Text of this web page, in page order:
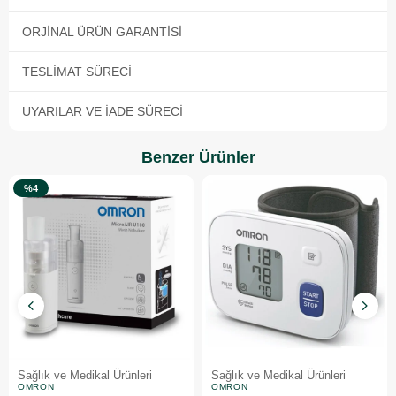
ORJINAL ÜRÜN GARANTISI
TESLIMAT SÜRECI
UYARILAR VE İADE SÜRECI
Benzer Ürünler
Sağlık ve Medikal Ürünleri
OMRON
%4
Sağlık ve Medikal Ürünleri
OMRON